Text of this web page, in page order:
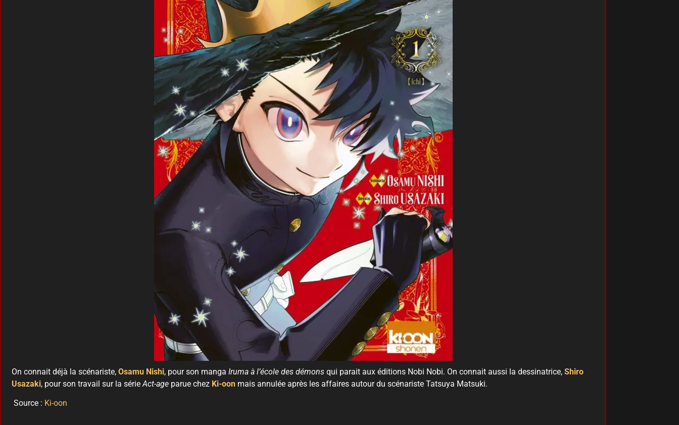
On connait déjà la scénariste, Osamu Nishi, pour son manga Iruma à l’école des démons qui parait aux éditions Nobi Nobi. On connait aussi la dessinatrice, Shiro
Usazaki, pour son travail sur la série Act-age parue chez Ki-oon mais annulée après les affaires autour du scénariste Tatsuya Matsuki.
Source : Ki-oon